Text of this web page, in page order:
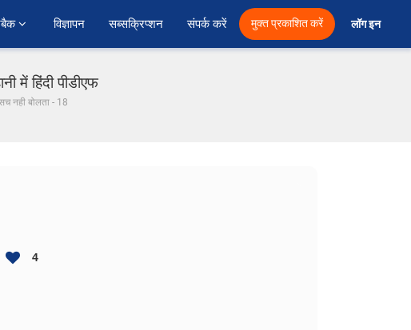
विज्ञापन सब्सक्रिप्शन संपर्क करें मुक्त प्रकाशित करें लॉग इन
में हिंदी पीडीएफ
नही बोलता - 18
4